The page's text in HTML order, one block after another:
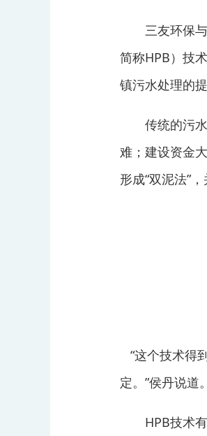
三友环保与
简称HPB）技
镇污水处理的
传统的污水
难；建设资金
形成“双泥法”
“这个技术得
定。”侯丹说道。
HPB技术有